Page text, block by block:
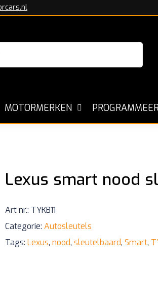
MOTORMERKEN
voor alle Automerken
Lexus smart nood
Art nr.: TYKB11
Categorie:Autosleutels
Tags:Lexus,nood,sleutelbaard,Smart,